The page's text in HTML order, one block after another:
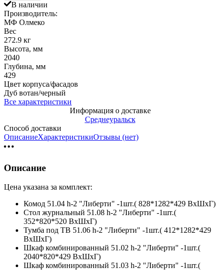
В наличии
Производитель:
МФ Олмеко
Вес
272.9 кг
Высота, мм
2040
Глубина, мм
429
Цвет корпуса/фасадов
Дуб вотан/черный
Все характеристики
Информация о доставке
Среднеуральск
Способ доставки
ОписаниеХарактеристикиОтзывы (нет)
Описание
Цена указана за комплект:
Комод 51.04 h-2 "Либерти" -1шт.( 828*1282*429 ВхШхГ)
Стол журнальный 51.08 h-2 "Либерти" -1шт.(
352*820*520 ВхШхГ)
Тумба под ТВ 51.06 h-2 "Либерти" -1шт.( 412*1282*429
ВхШхГ)
Шкаф комбинированный 51.02 h-2 "Либерти" -1шт.(
2040*820*429 ВхШхГ)
Шкаф комбинированный 51.03 h-2 "Либерти" -1шт.(